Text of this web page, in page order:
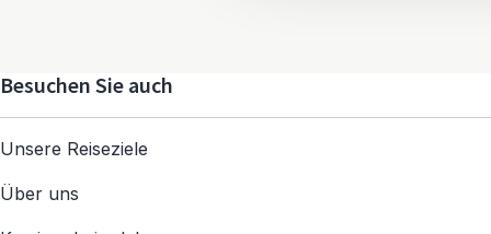
Besuchen Sie auch
Unsere Reiseziele
Über uns